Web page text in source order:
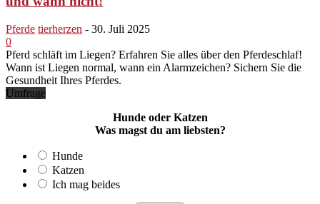
Pferde tierherzen - 30. Juli 2025
0
Pferd schläft im Liegen? Erfahren Sie alles über den Pferdeschlaf!
Wann ist Liegen normal, wann ein Alarmzeichen? Sichern Sie die
Gesundheit Ihres Pferdes.
Umfrage
Hunde oder Katzen
Was magst du am liebsten?
Hunde
Katzen
Ich mag beides